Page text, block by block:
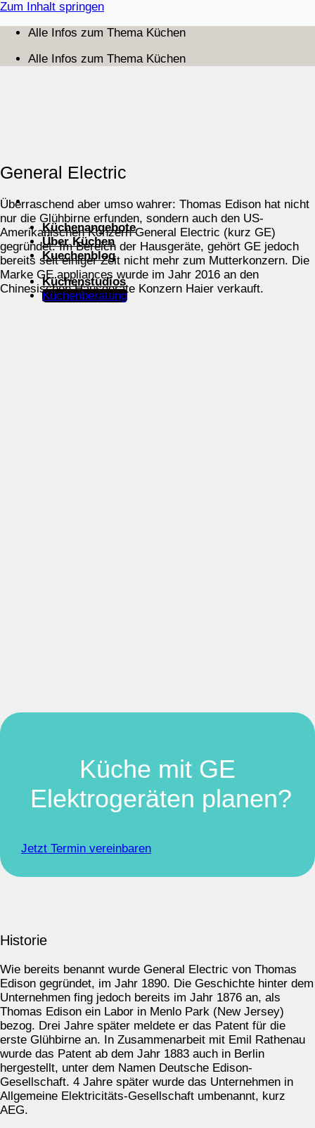
Zum Inhalt springen
Alle Infos zum Thema Küchen
Alle Infos zum Thema Küchen
Küchenangebote
Über Küchen
Kuechenblog
Küchenstudios
Küchenberatung
General Electric
Überraschend aber umso wahrer: Thomas Edison hat nicht
nur die Glühbirne erfunden, sondern auch den US-
Amerikanischen Konzern General Electric (kurz GE)
gegründet. Im Bereich der Hausgeräte, gehört GE jedoch
bereits seit einiger Zeit nicht mehr zum Mutterkonzern. Die
Marke GE appliances wurde im Jahr 2016 an den
Chinesischen Hausgeräte Konzern Haier verkauft.
Küche mit GE
Elektrogeräten planen?
Jetzt Termin vereinbaren
Historie
Wie bereits benannt wurde General Electric von Thomas
Edison gegründet, im Jahr 1890. Die Geschichte hinter dem
Unternehmen fing jedoch bereits im Jahr 1876 an, als
Thomas Edison ein Labor in Menlo Park (New Jersey)
bezog. Drei Jahre später meldete er das Patent für die
erste Glühbirne an. In Zusammenarbeit mit Emil Rathenau
wurde das Patent ab dem Jahr 1883 auch in Berlin
hergestellt, unter dem Namen Deutsche Edison-
Gesellschaft. 4 Jahre später wurde das Unternehmen in
Allgemeine Elektricitäts-Gesellschaft umbenannt, kurz
AEG.